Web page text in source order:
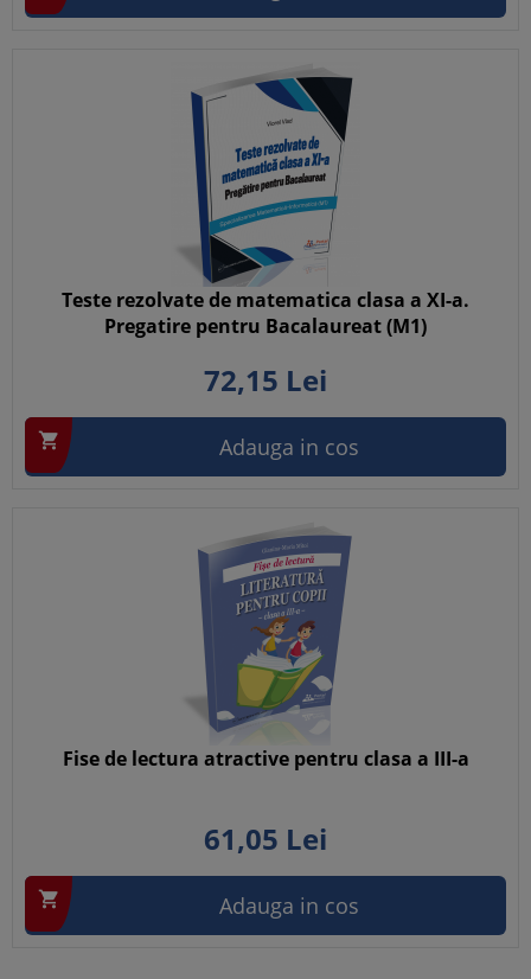
Teste rezolvate de matematica clasa a XI-a.
Pregatire pentru Bacalaureat (M1)
72,15 Lei
 Adauga in cos
Fise de lectura atractive pentru clasa a III-a
61,05 Lei
 Adauga in cos